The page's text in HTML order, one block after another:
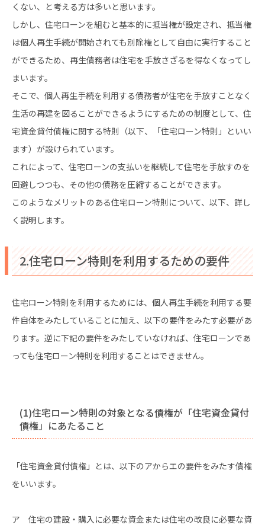
くない、と考える方は多いと思います。
しかし、住宅ローンを組むと基本的に抵当権が設定され、抵当権
は個人再生手続が開始されても別除権として自由に実行すること
ができるため、再生債務者は住宅を手放さざるを得なくなってし
まいます。
そこで、個人再生手続を利用する債務者が住宅を手放すことなく
生活の再建を図ることができるようにするための制度として、住
宅資金貸付債権に関する特則（以下、「住宅ローン特則」といい
ます）が設けられています。
これによって、住宅ローンの支払いを継続して住宅を手放すのを
回避しつつも、その他の債務を圧縮することができます。
このようなメリットのある住宅ローン特則について、以下、詳し
く説明します。
2.住宅ローン特則を利用するための要件
住宅ローン特則を利用するためには、個人再生手続を利用する要
件自体をみたしていることに加え、以下の要件をみたす必要があ
ります。逆に下記の要件をみたしていなければ、住宅ローンであ
っても住宅ローン特則を利用することはできません。
(1)住宅ローン特則の対象となる債権が「住宅資金貸付
債権」にあたること
「住宅資金貸付債権」とは、以下のアからエの要件をみたす債権
をいいます。
ア 住宅の建設・購入に必要な資金または住宅の改良に必要な資